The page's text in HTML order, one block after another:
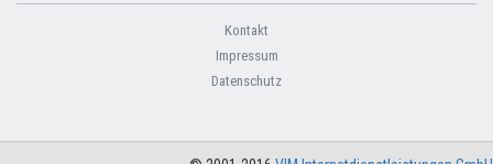
Kontakt
Impressum
Datenschutz